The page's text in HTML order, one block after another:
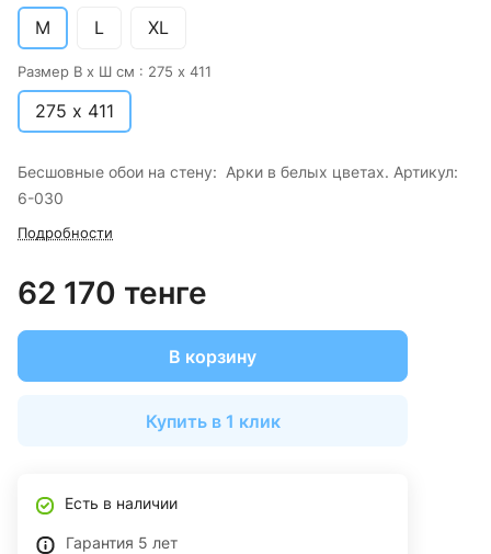
M L XL
Размер В х Ш см : 275 х 411
275 х 411
Бесшовные обои на стену: Арки в белых цветах. Артикул:
6-030
Подробности
62 170 тенге
В корзину
Купить в 1 клик
Есть в наличии
Гарантия 5 лет